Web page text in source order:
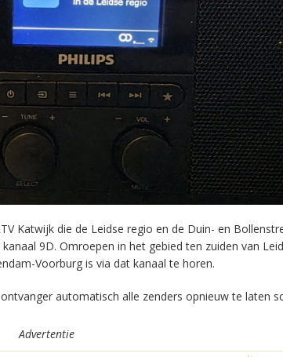
Katwijk die de Leidse regio en de Duin- en
9D. Omroepen in het gebied ten zuiden van
Voorburg is via dat kanaal te horen.
automatisch alle zenders opnieuw te laten
Advertentie